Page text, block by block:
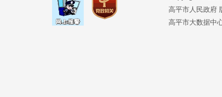
高平市人民政府
高平市大数据